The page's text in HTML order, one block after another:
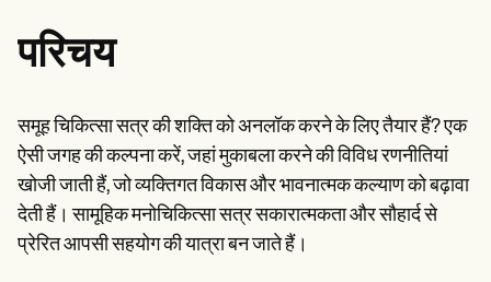
संसाधन मार्गदर्शिकाएँ
तुलना
ऐप गाइड्स
ICD कोड्स
Procedure Codes
सुपरबिल टेम्पलेट
SOAP नोट टेम्पलेट
उपचार योजना टेम्पलेट
Informed Consent Form
Social Work Treatment Plans
परिचय
समूह चिकित्सा सत्र की शक्ति को अनलॉक करने के लिए तैयार हैं? एक
ऐसी जगह की कल्पना करें, जहां मुकाबला करने की विविध रणनीतियां
खोजी जाती हैं, जो व्यक्तिगत विकास और भावनात्मक कल्याण को बढ़ावा
देती हैं। सामूहिक मनोचिकित्सा सत्र सकारात्मकता और सौहार्द से
प्रेरित आपसी सहयोग की यात्रा बन जाते हैं।